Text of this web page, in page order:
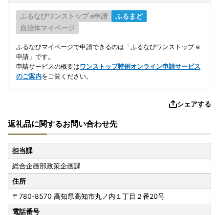
ふるなびワンストップ e申請
ふるまど
自治体マイページ
ふるなびマイページで申請できるのは「ふるなびワンストップ e
申請」です。
申請サービスの概要はワンストップ特例オンライン申請サービス
のご案内をご覧ください。
シェアする
返礼品に関するお問い合わせ先
担当課
総合企画部政策企画課
住所
〒780-8570 高知県高知市丸ノ内１丁目２番20号
電話番号